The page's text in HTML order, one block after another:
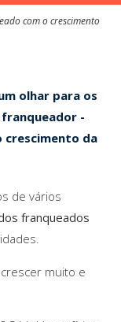
com o crescimento
olhar para os
-
crescimento da
de vários
franqueados
muito e